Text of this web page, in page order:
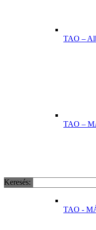
TAO –
TAO –
TAO -
Keresés: